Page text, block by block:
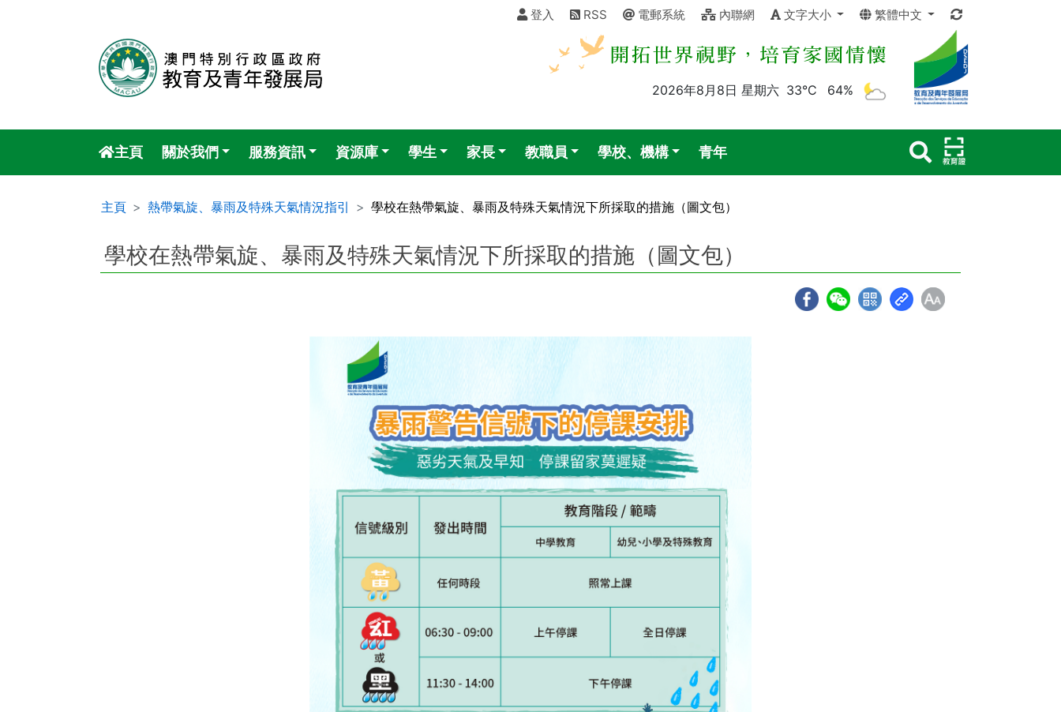
登入 RSS 電郵系統 內聯網 文字大小 繁體中文
2026年8月8日 星期六 33°C 64%
主頁 關於我們 服務資訊 資源庫 學生 家長 教職員 學校、機構 青年
主頁 熱帶氣旋、暴雨及特殊天氣情況指引 學校在熱帶氣旋、暴雨及特殊天氣情況下所採取的措施（圖文包）
學校在熱帶氣旋、暴雨及特殊天氣情況下所採取的措施（圖文包）